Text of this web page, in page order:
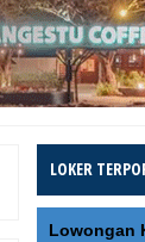
LOKER
Lowongan